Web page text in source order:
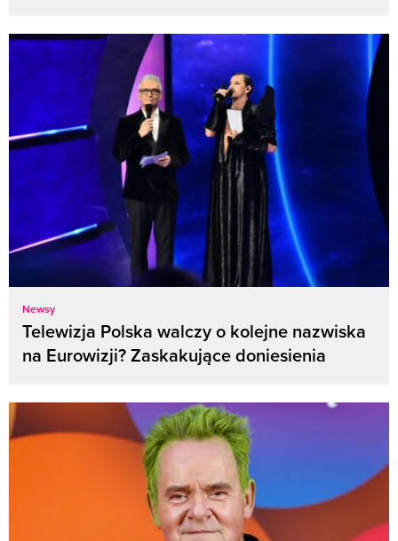
Newsy
Telewizja Polska walczy o kolejne nazwiska
na Eurowizji? Zaskakujące doniesienia